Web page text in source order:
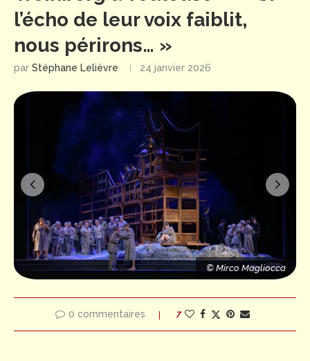
l’écho de leur voix faiblit,
nous périrons… »
par Stéphane Lelièvre 24 janvier 2026
© Mirco Magliocca
© Mirco Magliocca
© Mirco Magliocca
0 commentaires 7